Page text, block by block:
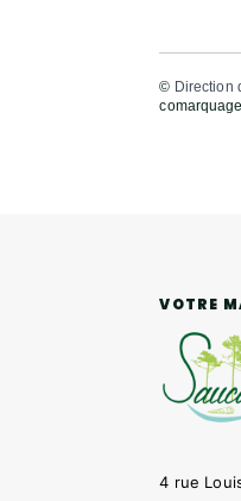
© Direction
VOTRE
4 rue